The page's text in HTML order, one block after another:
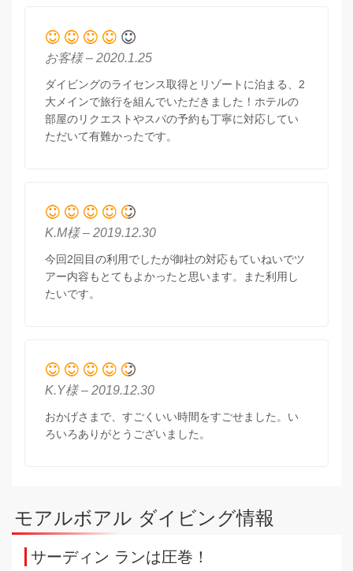
お客様 – 2020.1.25
ダイビングのライセンス取得とリゾートに泊まる、2
大メインで旅行を組んでいただきました！ホテルの
部屋のリクエストやスパの予約も丁寧に対応してい
ただいて有難かったです。
K.M様 – 2019.12.30
今回2回目の利用でしたが御社の対応もていねいでツ
アー内容もとてもよかったと思います。また利用し
たいです。
K.Y様 – 2019.12.30
おかげさまで、すごくいい時間をすごせました。い
ろいろありがとうございました。
モアルボアル ダイビング情報
サーディン ランは圧巻！